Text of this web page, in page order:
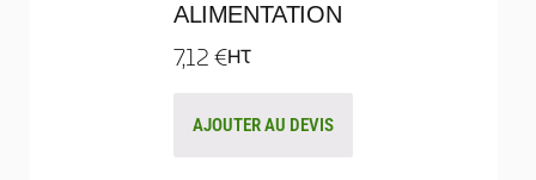
ALIMENTATION
7,12€HT
AJOUTER AU DEVIS